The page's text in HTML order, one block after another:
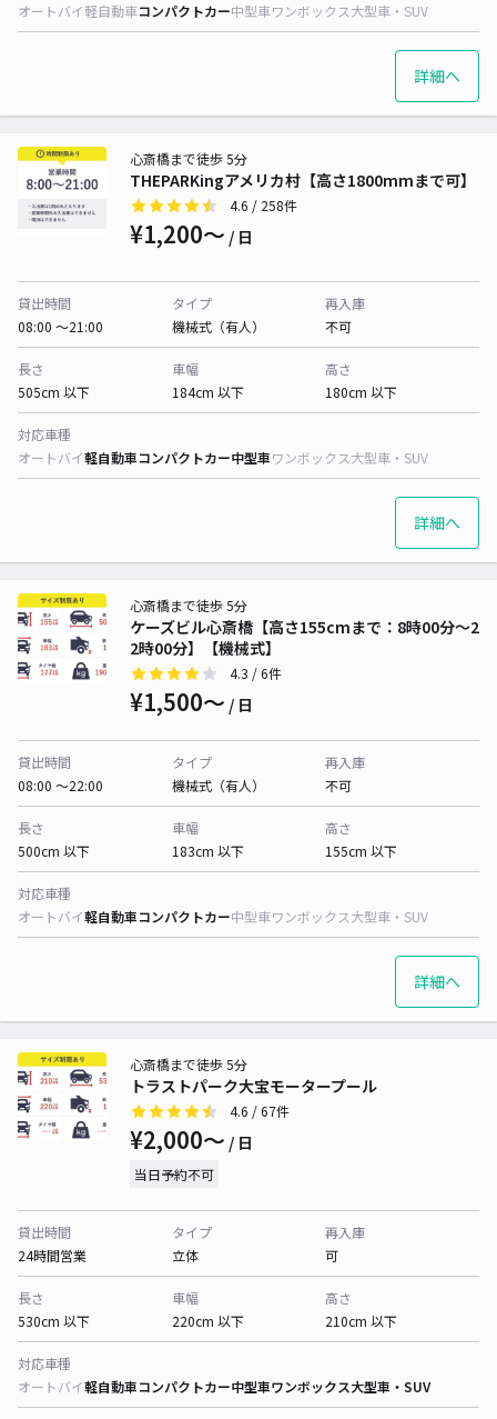
オートバイ軽自動車コンパクトカー中型車ワンボックス大型車・SUV
詳細へ
THEPARKingアメリカ村【高さ1800mmまで可】
心斎橋まで徒歩 5分
4.6 / 258件
¥1,200〜 / 日
貸出時間
08:00 〜21:00
タイプ
機械式（有人）
再入庫
不可
長さ
505cm 以下
車幅
184cm 以下
高さ
180cm 以下
対応車種
オートバイ軽自動車コンパクトカー中型車ワンボックス大型車・SUV
詳細へ
ケーズビル心斎橋【高さ155cmまで：8時00分～2
2時00分】【機械式】
心斎橋まで徒歩 5分
4.3 / 6件
¥1,500〜 / 日
貸出時間
08:00 〜22:00
タイプ
機械式（有人）
再入庫
不可
長さ
500cm 以下
車幅
183cm 以下
高さ
155cm 以下
対応車種
オートバイ軽自動車コンパクトカー中型車ワンボックス大型車・SUV
詳細へ
トラストパーク大宝モータープール
心斎橋まで徒歩 5分
4.6 / 67件
¥2,000〜 / 日
当日予約不可
貸出時間
24時間営業
タイプ
立体
再入庫
可
長さ
530cm 以下
車幅
220cm 以下
高さ
210cm 以下
対応車種
オートバイ軽自動車コンパクトカー中型車ワンボックス大型車・SUV